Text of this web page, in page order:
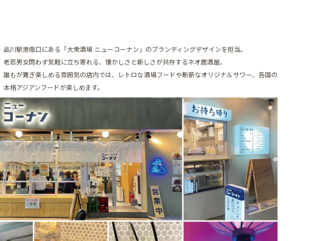
品川駅港南口にある「大衆酒場 ニューコーナン」のブランディングデザインを担当。
老若男女問わず気軽に立ち寄れる、懐かしさと新しさが共存するネオ居酒屋。
誰もが寛ぎ楽しめる雰囲気の店内では、レトロな酒場フードや斬新なオリジナルサワー、各国の
本格アジアンフードが楽しめます。